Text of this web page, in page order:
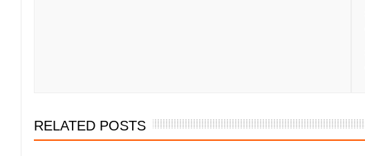
RELATED POSTS